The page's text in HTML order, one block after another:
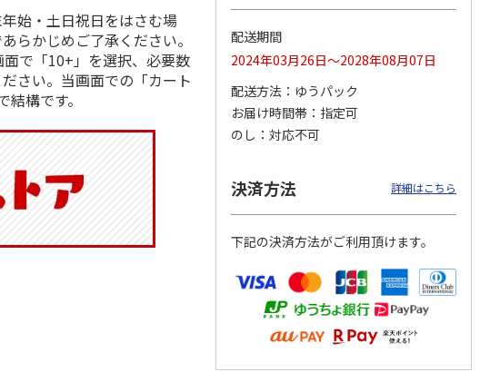
＜お中元＞新つぶら
なオールスターズ
【グリーティング切
手】ハッピーグリー
ティング（110円）
【グリーティング切
（シンプル）（110
5,500円
(送料別)
【のり式】110円普
ート100枚）
11,000円
(送料別)
始・土日祝日をはさむ場
らかじめご了承ください。
で「10+」を選択、必要数
さい。当画面での「カート
構です。
配送期間
2024年03月26日～2028年08月07日
配送方法
ゆうパック
お届け時間帯
指定可
のし
対応不可
決済方法 詳細はこちら
下記の決済方法がご利用頂けます。